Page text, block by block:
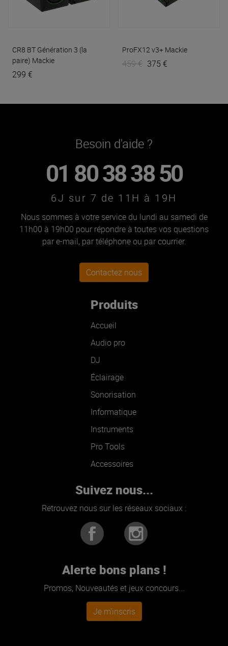
CR8 BT Génération 3 (la
paire) Mackie
299 €
ProFX12 v3+ Mackie
459 € 375 €
Besoin d'aide ?
01 80 38 38 50
6J sur 7 de 11H à 19H
Nous sommes à votre service du lundi au samedi de
11h00 à 19h00 pour répondre à toutes vos questions
par e-mail, par téléphone ou par courrier.
Contactez nous
Produits
Accueil
Audio pro
DJ
Éclairage
Sonorisation
Informatique
Instruments
Pro Tools
Accessoires
Suivez nous...
Retrouvez nous sur les réseaux sociaux :
Alerte bons plans !
Promos, Nouveautés et jeux concours...
Je m'inscris